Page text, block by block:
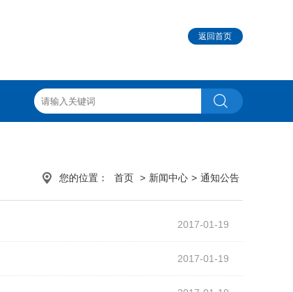
返回首页
您的位置： 首页 > 新闻中心 > 通知公告
2017-01-19
2017-01-19